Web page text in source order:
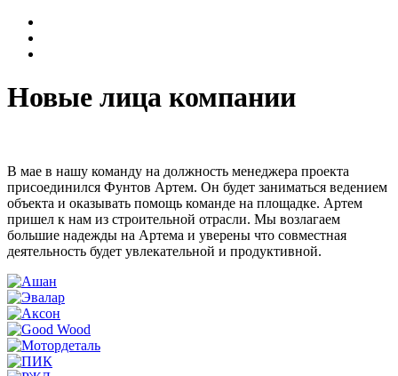
Новые лица компании
В мае в нашу команду на должность менеджера проекта
присоединился Фунтов Артем. Он будет заниматься ведением
объекта и оказывать помощь команде на площадке. Артем
пришел к нам из строительной отрасли. Мы возлагаем
большие надежды на Артема и уверены что совместная
деятельность будет увлекательной и продуктивной.